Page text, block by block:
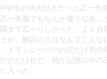
学生の頃大好きだった乙一先
一名義でもなんか違うなあ…
まで乙一らしかった。よく
か、解説の人はなんでこんな
トランシーバーの話だけ別の
のだけれど、他が記憶の中
入った。